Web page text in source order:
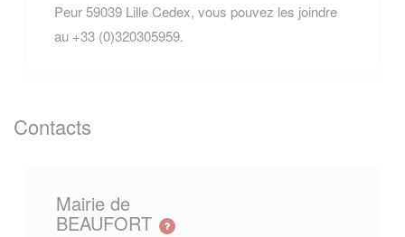
Peur 59039 Lille Cedex, vous pouvez les joindre
au +33 (0)320305959.
Contacts
Mairie de
BEAUFORT